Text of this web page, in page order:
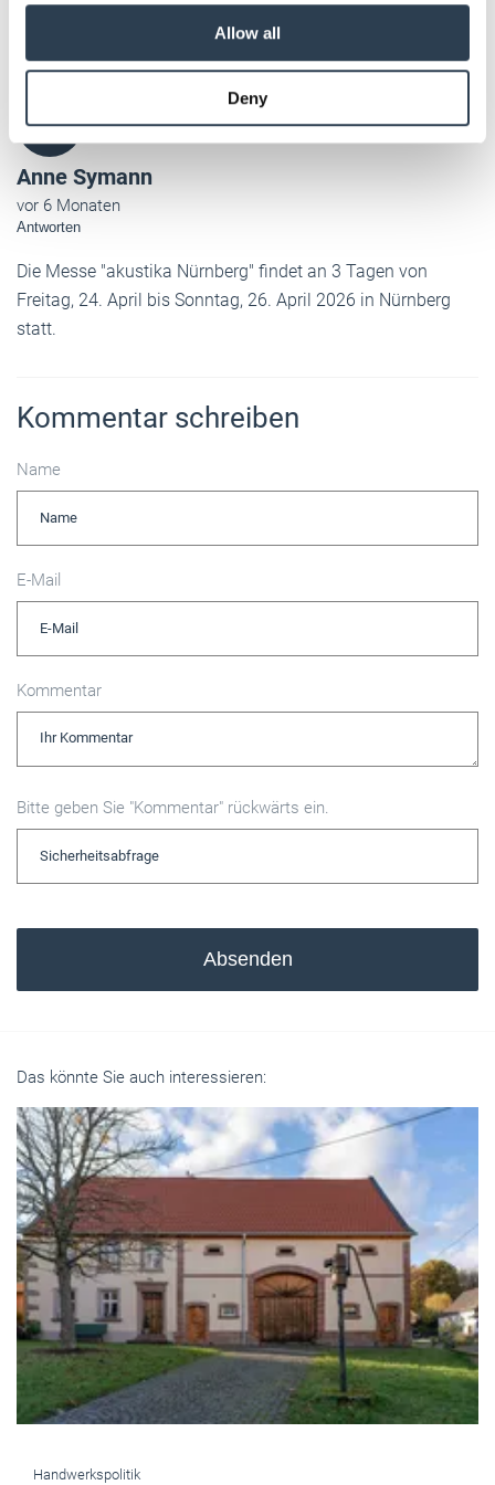
provided to them or that they’ve collected from your use
Weitere Informationen:Impressum Datenschutz
Allow all
Deny
AS.
Anne Symann
vor 6 Monaten
Antworten
Die Messe "akustika Nürnberg" findet an 3 Tagen von
Freitag, 24. April bis Sonntag, 26. April 2026 in Nürnberg
statt.
Kommentar schreiben
Name
E-Mail
Kommentar
Bitte geben Sie "Kommentar" rückwärts ein.
Absenden
Das könnte Sie auch interessieren:
Handwerkspolitik